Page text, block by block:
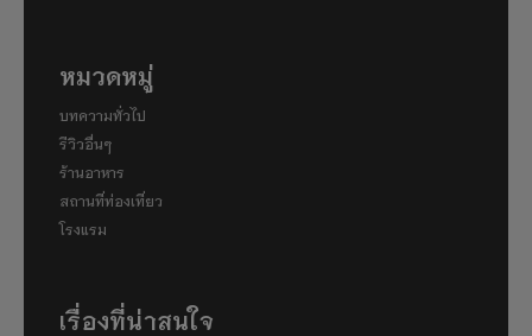
หมวดหมู่
บทความทั่วไป
รีวิวอื่นๆ
ร้านอาหาร
สถานที่ท่องเที่ยว
โรงแรม
เรื่องที่น่าสนใจ